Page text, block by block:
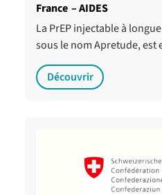
France – AIDES
La PrEP injectable à
sous le nom Apretude,
Découvrir